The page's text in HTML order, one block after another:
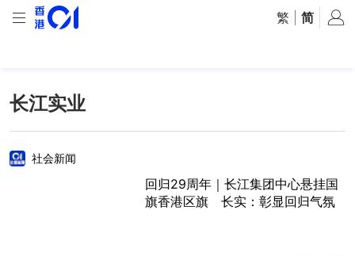
繁 简
长江实业
社会新闻
回归29周年｜长江集团中心悬挂国
旗香港区旗 长实：彰显回归气氛